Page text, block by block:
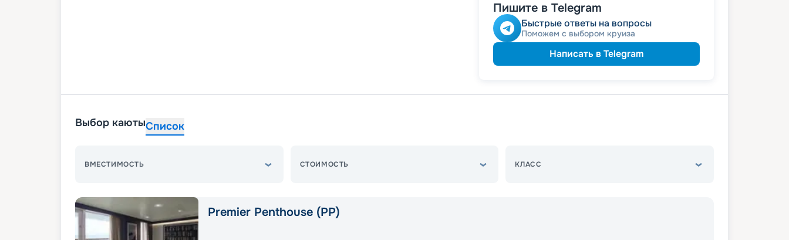
Пишите в Telegram
Быстрые ответы на вопросы
Поможем с выбором круиза
Написать в Telegram
Выбор каютыСписок
ВМЕСТИМОСТЬ СТОИМОСТЬ КЛАСС
Premier Penthouse (PP)